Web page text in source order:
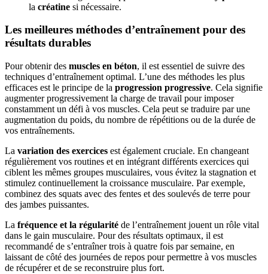
la créatine si nécessaire.
Les meilleures méthodes d’entraînement pour des
résultats durables
Pour obtenir des muscles en béton, il est essentiel de suivre des
techniques d’entraînement optimal. L’une des méthodes les plus
efficaces est le principe de la progression progressive. Cela signifie
augmenter progressivement la charge de travail pour imposer
constamment un défi à vos muscles. Cela peut se traduire par une
augmentation du poids, du nombre de répétitions ou de la durée de
vos entraînements.
La variation des exercices est également cruciale. En changeant
régulièrement vos routines et en intégrant différents exercices qui
ciblent les mêmes groupes musculaires, vous évitez la stagnation et
stimulez continuellement la croissance musculaire. Par exemple,
combinez des squats avec des fentes et des soulevés de terre pour
des jambes puissantes.
La fréquence et la régularité de l’entraînement jouent un rôle vital
dans le gain musculaire. Pour des résultats optimaux, il est
recommandé de s’entraîner trois à quatre fois par semaine, en
laissant de côté des journées de repos pour permettre à vos muscles
de récupérer et de se reconstruire plus fort.